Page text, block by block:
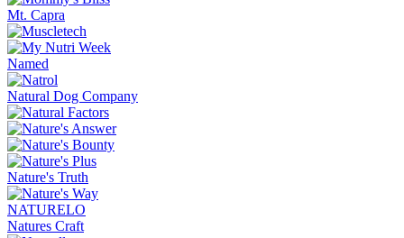
Mt. Capra
Named
Natural Dog Company
Nature's Truth
NATURELO
Natures Craft